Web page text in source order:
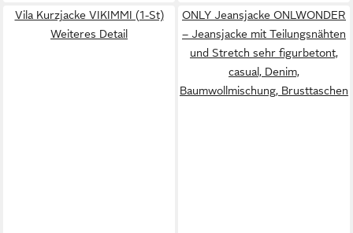
Vila Kurzjacke VIKIMMI (1-St)
Weiteres Detail
ONLY Jeansjacke ONLWONDER
– Jeansjacke mit Teilungsnähten
und Stretch sehr figurbetont,
casual, Denim,
Baumwollmischung, Brusttaschen